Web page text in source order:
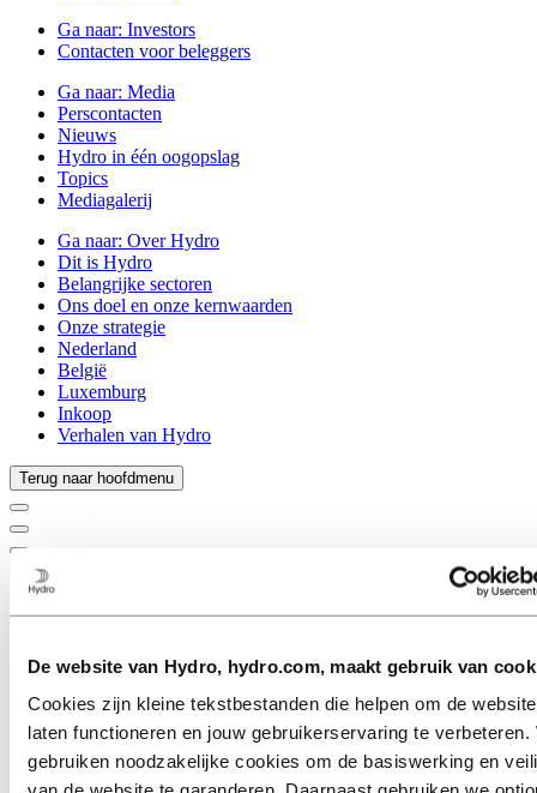
De website van Hydro, hydro.com, maakt gebruik van
Cookies zijn kleine tekstbestanden die helpen om de
laten functioneren en jouw gebruikerservaring te verbeteren.
gebruiken noodzakelijke cookies om de basiswerking en
Ga naar: Investors
Contacten voor beleggers
Ga naar: Media
Perscontacten
Nieuws
Hydro in één oogopslag
Topics
Mediagalerij
Ga naar: Over Hydro
Dit is Hydro
Belangrijke sectoren
Ons doel en onze kernwaarden
Onze strategie
Nederland
België
Luxemburg
Inkoop
Verhalen van Hydro
Terug naar hoofdmenu
Sluiten
Aluminium
Branches waarin we actief zijn
Automobiel
Bouw & constructie
Schepen en offshore
Transport
Bussen